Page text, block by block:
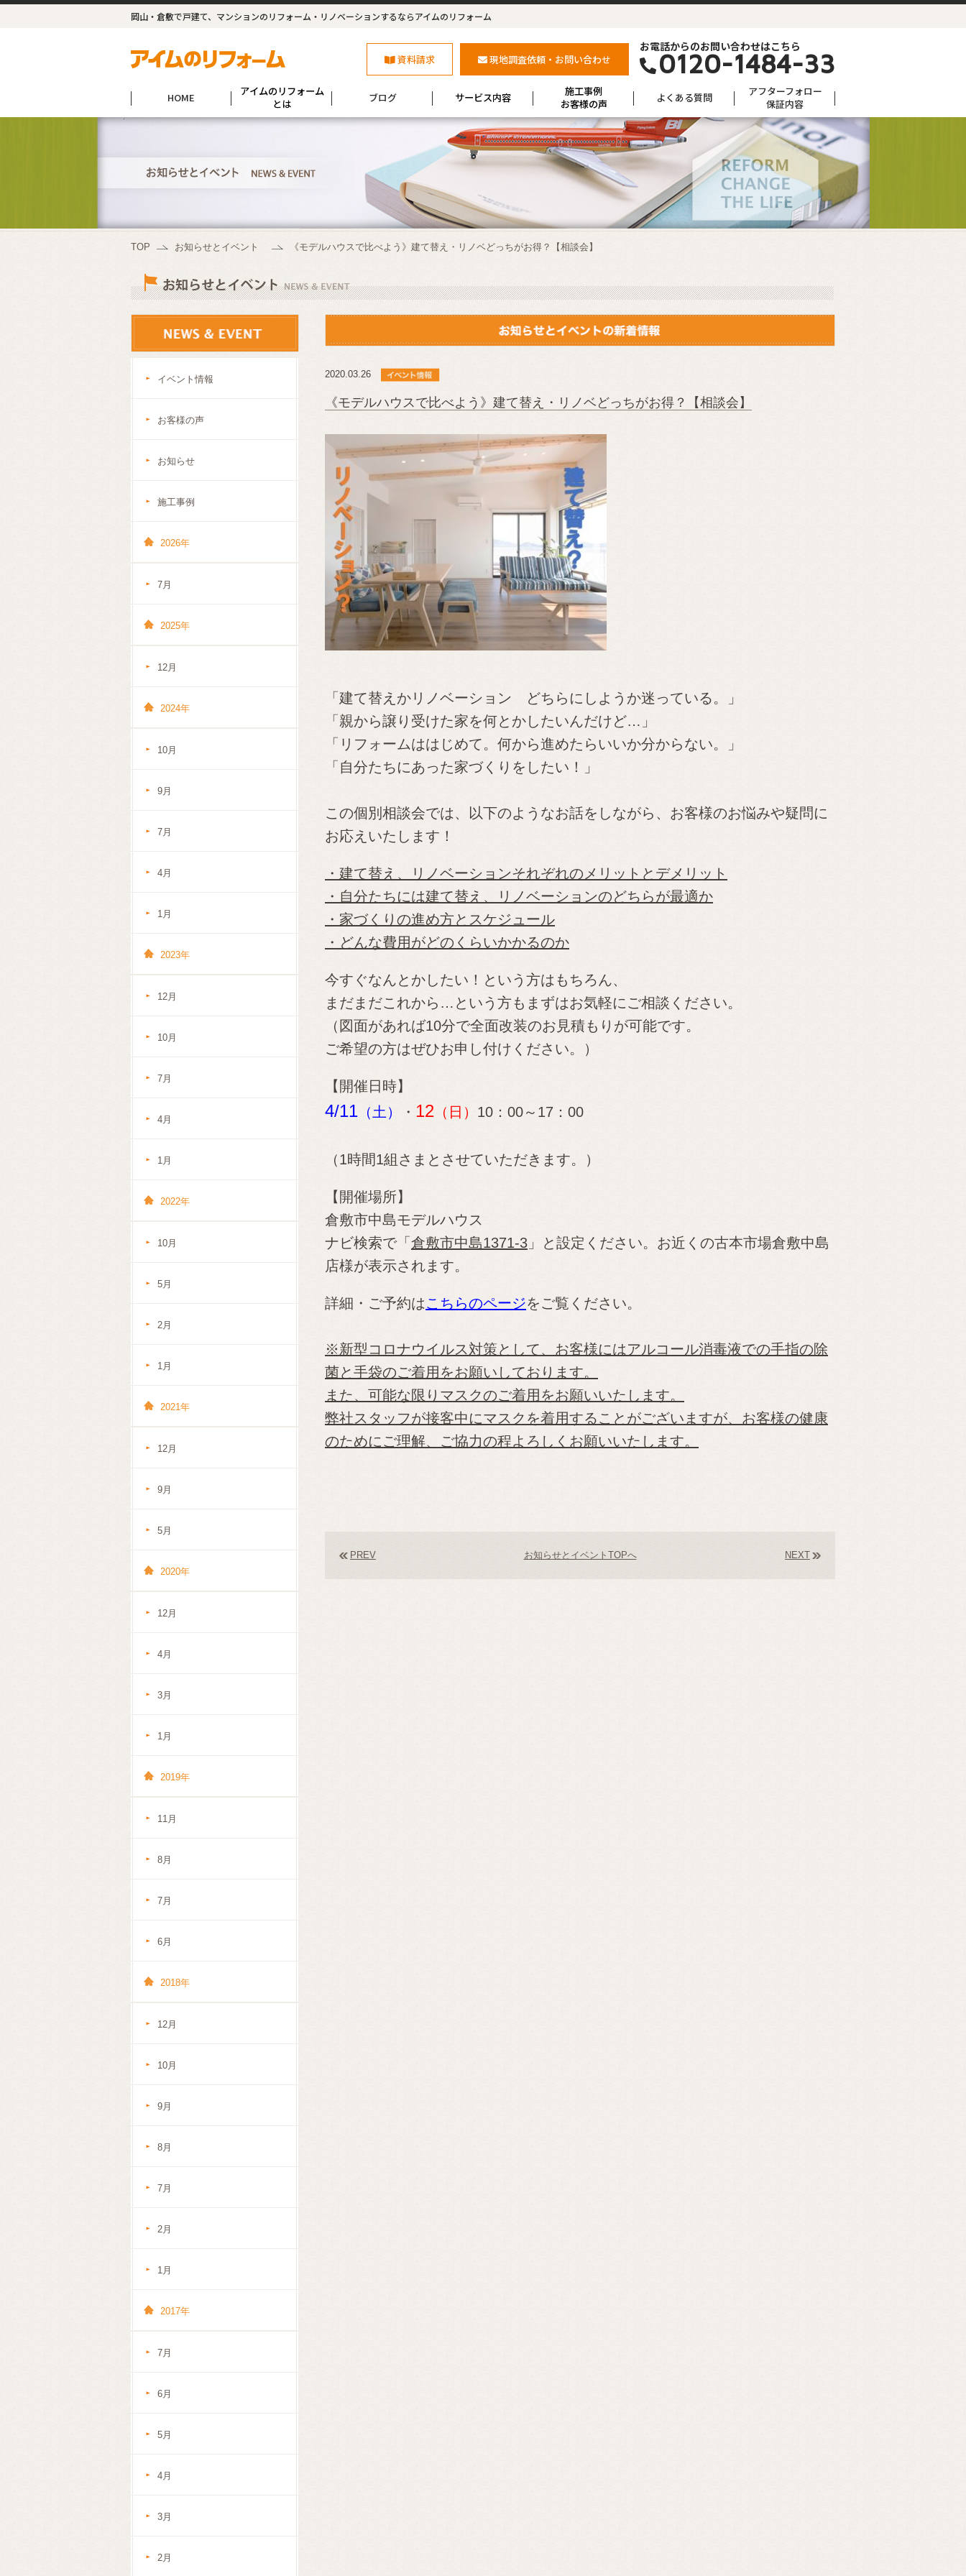
岡山・倉敷で戸建て、マンションのリフォーム・ リノベーションするならアイムのリフォーム
資料請求 現地調査依頼・お問い合わせ
お電話からのお問い合わせはこちら
0120-1484-33
HOME
アイムのリフォーム
とは
ブログ サービス内容
施工事例
お客様の声
よくある質問
アフターフォロー
保証内容
TOP お知らせとイベント 《モデルハウスで比べよう》建て替え・リノベどっちがお得？【相談会】
2020.03.26
《モデルハウスで比べよう》建て替え・リノベどっちがお得？【相談会】
「建て替えかリノベーション どちらにしようか迷っている。」
「親から譲り受けた家を何とかしたいんだけど…」
「リフォームははじめて。何から進めたらいいか分からない。」
「自分たちにあった家づくりをしたい！」
この個別相談会では、以下のようなお話をしながら、お客様のお悩みや疑問に
お応えいたします！
・建て替え、リノベーションそれぞれのメリットとデメリット
・自分たちには建て替え、リノベーションのどちらが最適か
・家づくりの進め方とスケジュール
・どんな費用がどのくらいかかるのか
今すぐなんとかしたい！という方はもちろん、
まだまだこれから…という方も まずはお気軽にご相談ください。
（図面があれば10分で全面改装のお見積もりが可能です。
ご希望の方はぜひお申し付けください。）
【開催日時】
4/11 （土） ・ 12 （日） 10：00～17：00
（1時間1組さまとさせていただきます。）
【開催場所】
倉敷市中島モデルハウス
ナビ検索で「 倉敷市中島1371-3 」と設定ください。お近くの古本市場倉敷中島
店様が表示されます。
詳細・ご予約はこちらのページをご覧ください。
※新型コロナウイルス対策として、お客様にはアルコール消毒液での手指の除
菌と手袋のご着用をお願いしております。
また、可能な限りマスクのご着用をお願いいたします。
弊社スタッフが接客中にマスクを着用することがございますが、お客様の健康
のためにご理解、ご協力の程よろしくお願いいたします。
PREV お知らせとイベントTOPへ NEXT
イベント情報
お客様の声
お知らせ
施工事例
2026年
7月
2025年
12月
2024年
10月
9月
7月
4月
1月
2023年
12月
10月
7月
4月
1月
2022年
10月
5月
2月
1月
2021年
12月
9月
5月
2020年
12月
4月
3月
1月
2019年
11月
8月
7月
6月
2018年
12月
10月
9月
8月
7月
2月
1月
2017年
7月
6月
5月
4月
3月
2月